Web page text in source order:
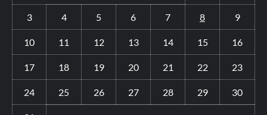
3 4 5 6 7 8 9
10 11 12 13 14 15 16
17 18 19 20 21 22 23
24 25 26 27 28 29 30